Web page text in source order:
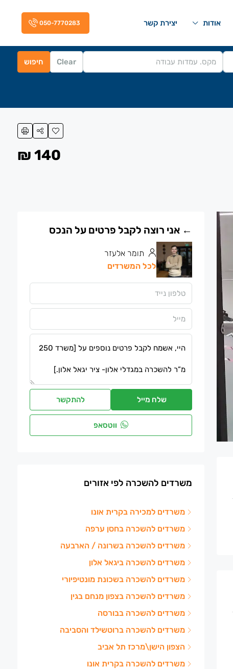
אודות יצירת קשר 050-7770283
Clear חיפוש
140 ₪
תומר אלעזר
לכל המשרדים
שלח מייל להתקשר
ווטסאפ
משרדים להשכרה לפי אזורים
משרדים למכירה בקרית אונו
משרדים להשכרה בחסן ערפה
משרדים להשכרה בשרונה / הארבעה
משרדים להשכרה ביגאל אלון
משרדים להשכרה בשכונת מונטיפיורי
משרדים להשכרה בצפון מנחם בגין
משרדים להשכרה בבורסה
משרדים להשכרה ברוטשילד והסביבה
הצפון הישן\מרכז תל אביב
משרדים להשכרה בקרית אונו